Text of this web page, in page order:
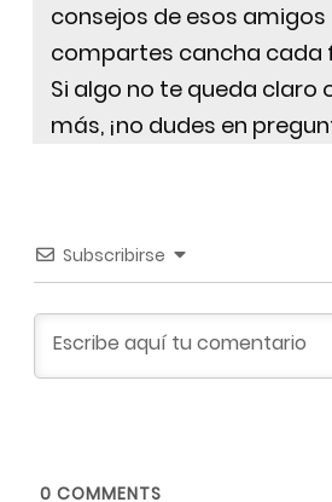
consejos de esos amigos
compartes cancha cada
Si algo no te queda claro
más, ¡no dudes en
Subscribirse
0 COMMENTS